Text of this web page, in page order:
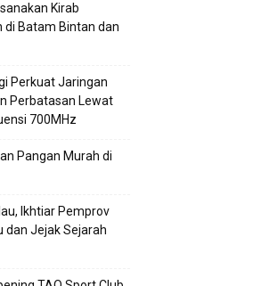
Kirab
di Batam Bintan dan
Perkuat Jaringan
Perbatasan Lewat
700MHz
Pangan Murah di
Ikhtiar Pemprov
dan Jejak Sejarah